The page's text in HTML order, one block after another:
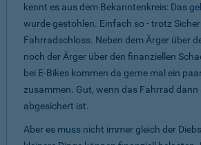
kennt es aus dem Bekanntenkreis: Das
wurde gestohlen. Einfach so - trotz
Fahrradschloss. Neben dem Ärger über
noch der Ärger über den finanziellen
bei E-Bikes kommen da gerne mal ein
zusammen. Gut, wenn das Fahrrad dann
abgesichert ist.
Aber es muss nicht immer gleich der